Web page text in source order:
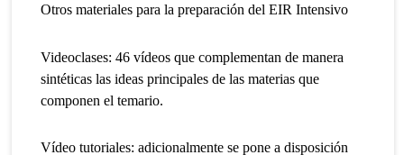
Otros materiales para la preparación del EIR Intensivo
Videoclases: 46 vídeos que complementan de manera
sintéticas las ideas principales de las materias que
componen el temario.
Vídeo tutoriales: adicionalmente se pone a disposición